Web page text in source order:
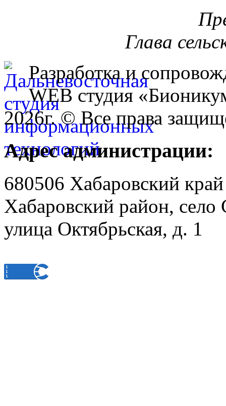
Глава
Разработка и
WEB студия
2026г. © Все права
Адрес администрации:
680506 Хабаровский край
Хабаровский район, село
улица Октябрьская, д. 1